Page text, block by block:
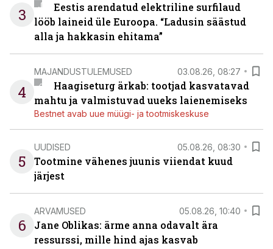
3
Eestis arendatud elektriline surfilaud
lööb laineid üle Euroopa. “Ladusin säästud
alla ja hakkasin ehitama”
4
MAJANDUSTULEMUSED 03.08.26, 08:27
Haagiseturg ärkab: tootjad kasvatavad
mahtu ja valmistuvad uueks laienemiseks
Bestnet avab uue müügi- ja tootmiskeskuse
5
UUDISED 05.08.26, 08:30
Tootmine vähenes juunis viiendat kuud
järjest
6
ARVAMUSED 05.08.26, 10:40
Jane Oblikas: ärme anna odavalt ära
ressurssi, mille hind ajas kasvab